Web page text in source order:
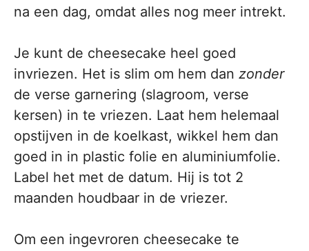
na een dag, omdat alles nog meer intrekt.
Je kunt de cheesecake heel goed
invriezen. Het is slim om hem dan zonder
de verse garnering (slagroom, verse
kersen) in te vriezen. Laat hem helemaal
opstijven in de koelkast, wikkel hem dan
goed in in plastic folie en aluminiumfolie.
Label het met de datum. Hij is tot 2
maanden houdbaar in de vriezer.
Om een ingevroren cheesecake te